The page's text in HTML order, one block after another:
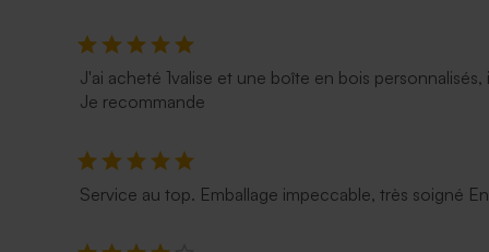
J'ai acheté 1valise et une boîte en bois
Je recommande
Service au top. Emballage impeccable, très soigné